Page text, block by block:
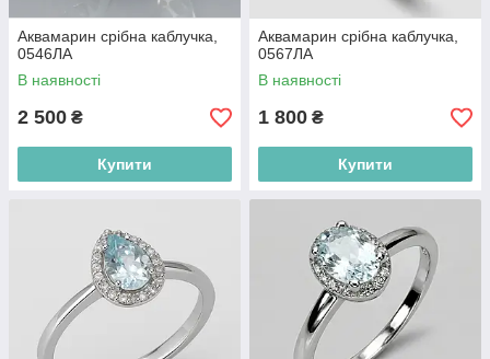
Аквамарин срібна каблучка,
0546ЛА
В наявності
2 500 ₴
Купити
Аквамарин срібна каблучка,
0567ЛА
В наявності
1 800 ₴
Купити